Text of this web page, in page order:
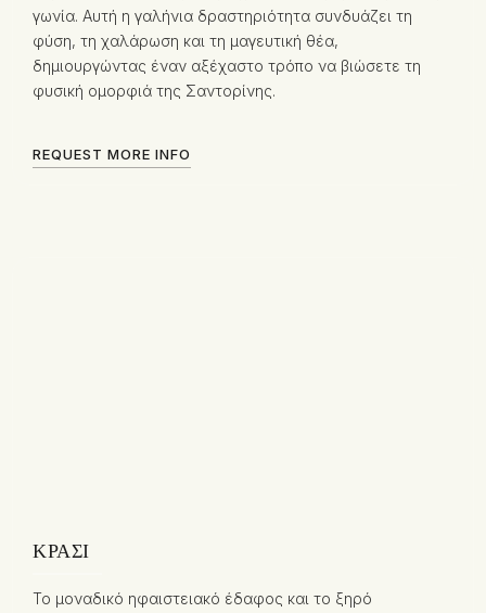
γωνία. Αυτή η γαλήνια δραστηριότητα συνδυάζει τη
φύση, τη χαλάρωση και τη μαγευτική θέα,
δημιουργώντας έναν αξέχαστο τρόπο να βιώσετε τη
φυσική ομορφιά της Σαντορίνης.
REQUEST MORE INFO
ΚΡΑΣΊ
Το μοναδικό ηφαιστειακό έδαφος και το ξηρό